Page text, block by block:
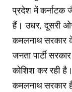
प्रदेश में कर्नाटक
हैं। उधर, दूसरी
कमलनाथ सरकार के
जनता पार्टी
कोशिश कर रही
कमलनाथ सरकार